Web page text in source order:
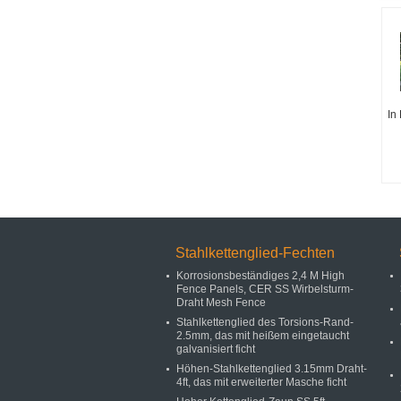
In
Stahlkettenglied-Fechten
Korrosionsbeständiges 2,4 M High
Fence Panels, CER SS Wirbelsturm-
Draht Mesh Fence
Stahlkettenglied des Torsions-Rand-
2.5mm, das mit heißem eingetaucht
galvanisiert ficht
Höhen-Stahlkettenglied 3.15mm Draht-
4ft, das mit erweiterter Masche ficht